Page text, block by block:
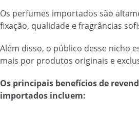
Os perfumes importados são
fixação, qualidade e fragrâncias
Além disso, o público desse nicho
mais por produtos originais e
Os principais benefícios de
importados incluem: